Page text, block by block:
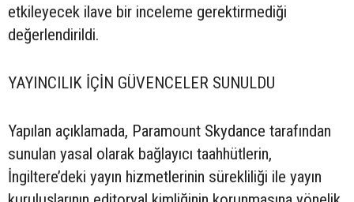
etkileyecek ilave bir inceleme gerektirmediği
değerlendirildi.
YAYINCILIK İÇİN GÜVENCELER SUNULDU
Yapılan açıklamada, Paramount Skydance tarafından
sunulan yasal olarak bağlayıcı taahhütlerin,
İngiltere’deki yayın hizmetlerinin sürekliliği ile yayın